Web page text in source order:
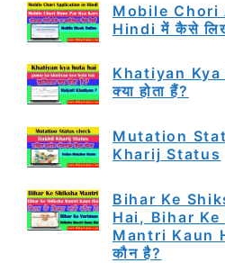
Mobile
Hindi में कैसे
Khatiyan Kya
क्या होता हैं?
Mutation
Kharij Status
Bihar Ke
Hai, Bihar
Mantri Kaun
कौन है?